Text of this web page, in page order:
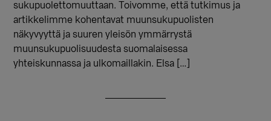
sukupuolettomuuttaan. Toivomme, että tutkimus ja
artikkelimme kohentavat muunsukupuolisten
näkyvyyttä ja suuren yleisön ymmärrystä
muunsukupuolisuudesta suomalaisessa
yhteiskunnassa ja ulkomaillakin. Elsa […]